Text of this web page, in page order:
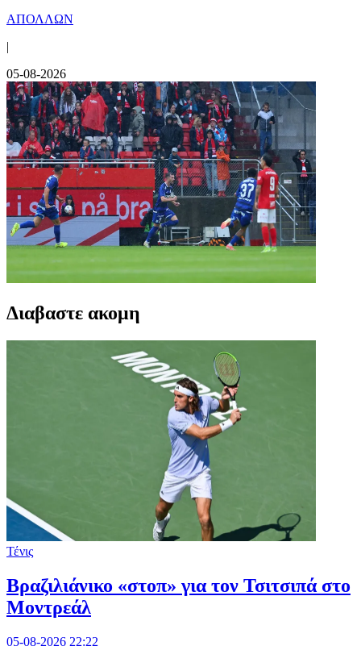
ΑΠΟΛΛΩΝ
|
05-08-2026
Διαβαστε ακομη
Τένις
Βραζιλιάνικο «στοπ» για τον Τσιτσιπά στο
Μοντρεάλ
05-08-2026 22:22